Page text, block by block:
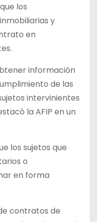
los
y
en
información
de las
intervinientes
la AFIP en un
los sujetos que
o
en forma
contratos de